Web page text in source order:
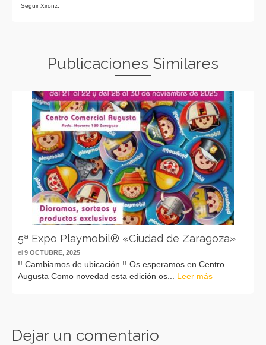
Seguir Xironz:
Publicaciones Similares
5ª Expo Playmobil® «Ciudad de Zaragoza»
el 9 OCTUBRE, 2025
!! Cambiamos de ubicación !! Os esperamos en Centro
Augusta Como novedad esta edición os... Leer más
Dejar un comentario